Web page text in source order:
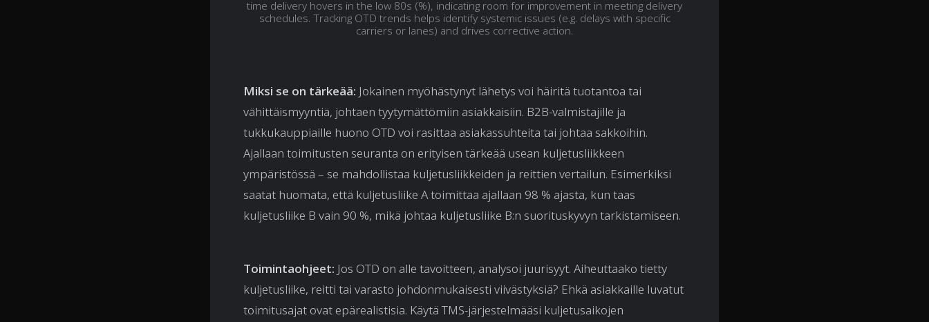
time delivery hovers in the low 80s (%), indicating room for improvement in meeting delivery
schedules. Tracking OTD trends helps identify systemic issues (e.g. delays with specific
carriers or lanes) and drives corrective action.
Miksi se on tärkeää: Jokainen myöhästynyt lähetys voi häiritä tuotantoa tai
vähittäismyyntiä, johtaen tyytymättömiin asiakkaisiin. B2B-valmistajille ja
tukkukauppiaille huono OTD voi rasittaa asiakassuhteita tai johtaa sakkoihin.
Ajallaan toimitusten seuranta on erityisen tärkeää usean kuljetusliikkeen
ympäristössä – se mahdollistaa kuljetusliikkeiden ja reittien vertailun. Esimerkiksi
saatat huomata, että kuljetusliike A toimittaa ajallaan 98 % ajasta, kun taas
kuljetusliike B vain 90 %, mikä johtaa kuljetusliike B:n suorituskyvyn tarkistamiseen.
Toimintaohjeet: Jos OTD on alle tavoitteen, analysoi juurisyyt. Aiheuttaako tietty
kuljetusliike, reitti tai varasto johdonmukaisesti viivästyksiä? Ehkä asiakkaille luvatut
toimitusajat ovat epärealistisia. Käytä TMS-järjestelmääsi kuljetusaikojen